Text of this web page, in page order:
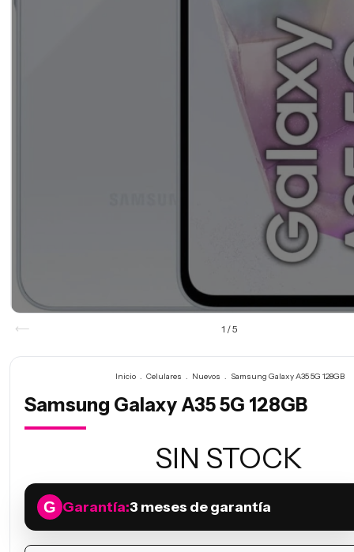
1 /5
Inicio . Celulares . Nuevos . Samsung Galaxy A35 5G 128GB
Samsung Galaxy A35 5G 128GB
SIN STOCK
Garantía:3 meses de garantía